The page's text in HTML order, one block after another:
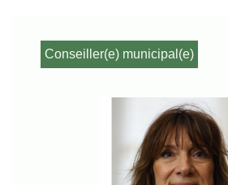
Conseiller(e) municipal(e)